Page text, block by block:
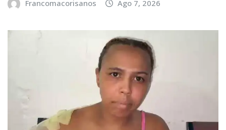
Francomacorisanos Ago 7, 2026